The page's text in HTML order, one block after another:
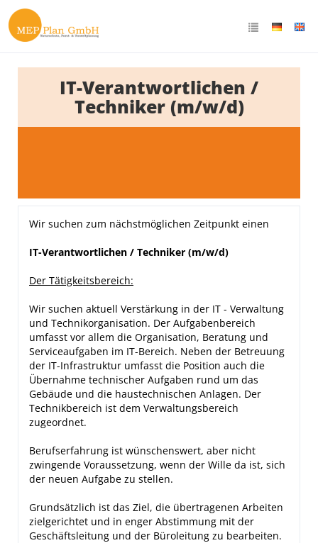
IT-Verantwortlichen /
Techniker (m/w/d)
Wir suchen zum nächstmöglichen Zeitpunkt einen
IT-Verantwortlichen / Techniker (m/w/d)
Der Tätigkeitsbereich:
Wir suchen aktuell Verstärkung in der IT - Verwaltung
und Technikorganisation. Der Aufgabenbereich
umfasst vor allem die Organisation, Beratung und
Serviceaufgaben im IT-Bereich. Neben der Betreuung
der IT-Infrastruktur umfasst die Position auch die
Übernahme technischer Aufgaben rund um das
Gebäude und die haustechnischen Anlagen. Der
Technikbereich ist dem Verwaltungsbereich
zugeordnet.
Berufserfahrung ist wünschenswert, aber nicht
zwingende Voraussetzung, wenn der Wille da ist, sich
der neuen Aufgabe zu stellen.
Grundsätzlich ist das Ziel, die übertragenen Arbeiten
zielgerichtet und in enger Abstimmung mit der
Geschäftsleitung und der Büroleitung zu bearbeiten.